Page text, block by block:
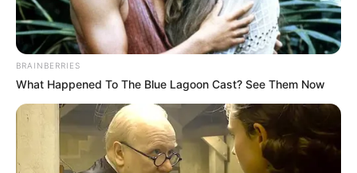
ΣΟΚ: Γυναίκα έπεσε από την υψηλή γέφυρα
Χαλκίδας
Εύβοια: Θλίψη για γνωστό επαγγελματία που
έφυγε από την ζωή
Ακολουθήστε το evianews.com στοGoogle
BRAINBERRIES
What Happened To The Blue Lagoon Cast? See Them Now